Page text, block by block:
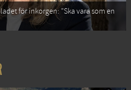
för inkorgen: ”Ska vara som en